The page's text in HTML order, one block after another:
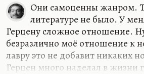
Они самоценны жанром.
литературе не было. У
Герцену сложное отношение.
безразлично моё отношение к
лавру это не добавит никаких
Герцен много наделал в жизни